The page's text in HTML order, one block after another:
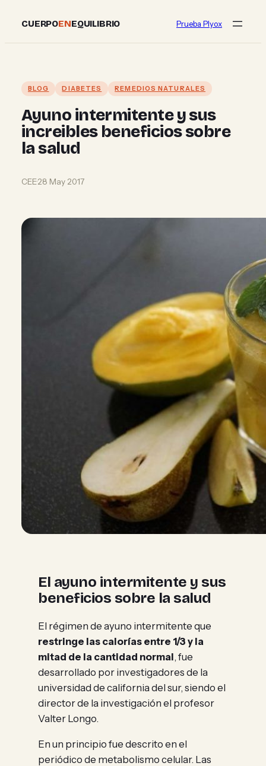
content
CUERPOENEQUILIBRIO Prueba Plyox
BLOG DIABETES REMEDIOS NATURALES
Ayuno intermitente y sus
increibles beneficios sobre
la salud
CEE·28 May 2017
El ayuno intermitente y sus
beneficios sobre la salud
El régimen de ayuno intermitente que
restringe las calorías entre 1/3 y la
mitad de la cantidad normal, fue
desarrollado por investigadores de la
universidad de california del sur, siendo el
director de la investigación el profesor
Valter Longo.
En un principio fue descrito en el
periódico de metabolismo celular. Las